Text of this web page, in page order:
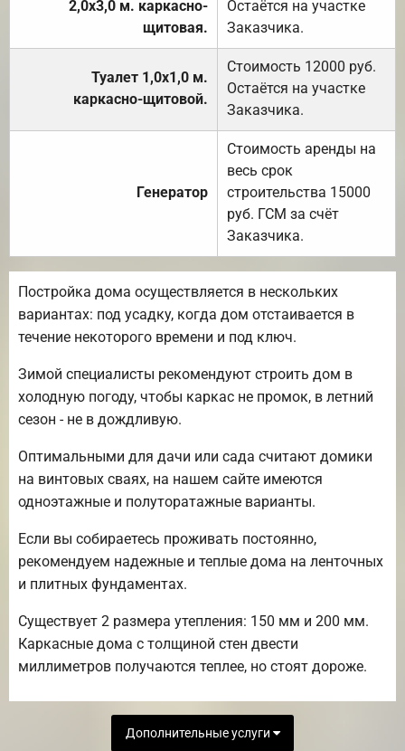
2,0х3,0 м. каркасно-
щитовая.
Остаётся на участке
Заказчика.
Туалет 1,0х1,0 м.
каркасно-щитовой.
Стоимость 12000 руб.
Остаётся на участке
Заказчика.
Генератор
Стоимость аренды на
весь срок
строительства 15000
руб. ГСМ за счёт
Заказчика.
Постройка дома осуществляется в нескольких
вариантах: под усадку, когда дом отстаивается в
течение некоторого времени и под ключ.
Зимой специалисты рекомендуют строить дом в
холодную погоду, чтобы каркас не промок, в летний
сезон - не в дождливую.
Оптимальными для дачи или сада считают домики
на винтовых сваях, на нашем сайте имеются
одноэтажные и полуторатажные варианты.
Если вы собираетесь проживать постоянно,
рекомендуем надежные и теплые дома на ленточных
и плитных фундаментах.
Существует 2 размера утепления: 150 мм и 200 мм.
Каркасные дома с толщиной стен двести
миллиметров получаются теплее, но стоят дороже.
Дополнительные услуги